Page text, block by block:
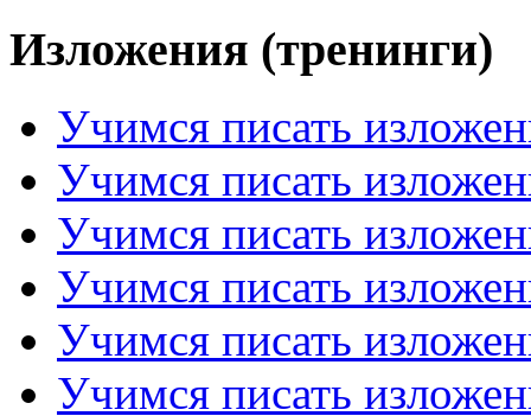
Изложения (тренинги)
Учимся писать
Учимся писать
Учимся писать
Учимся писать
Учимся писать
Учимся писать